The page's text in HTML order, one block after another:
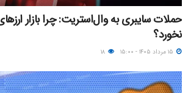
حملات سایبری به وال‌استریت: چرا بازار
نخورد؟